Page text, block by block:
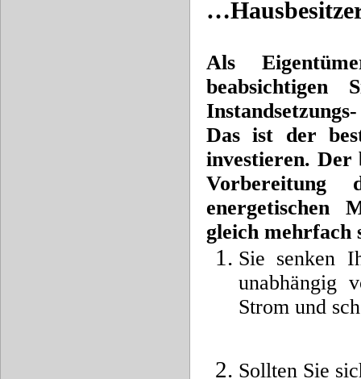
Als
Das ist der
investieren. Der
energetischen
gleich
Sie senken
unabhängig
Strom und
Sollten Sie